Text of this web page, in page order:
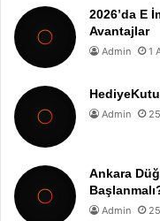
2026’da E
Avantajlar
Admin 1
Admin
Ankara
Admin